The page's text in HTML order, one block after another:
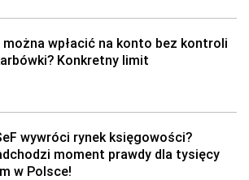
można wpłacić na konto bez kontroli
Konkretny limit
wywróci rynek księgowości?
moment prawdy dla tysięcy
w Polsce!